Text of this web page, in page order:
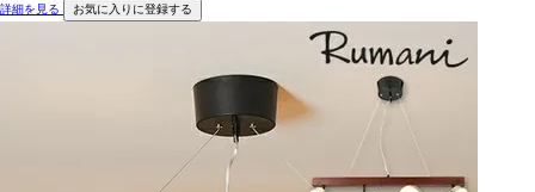
詳細を見る
お気に入りに登録する